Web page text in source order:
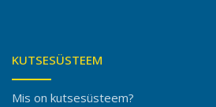
KUTSESÜSTEEM
Mis on kutsesüsteem?